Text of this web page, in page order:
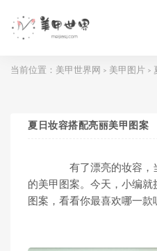
当前位置： 美甲世界网 > 美甲图片 >
夏日妆容搭配亮丽美甲图案
有了漂亮的妆容，
的美甲图案。今天，小编就
图案，看看你最喜欢哪一款